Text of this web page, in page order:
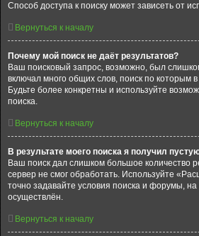
Способ доступа к поиску может зависеть от
Вернуться к началу
Почему мой поиск не даёт результатов?
Ваш поисковый запрос, возможно, был
включал много общих слов, поиск по которым
Будьте более конкретны и используйте
поиска.
Вернуться к началу
В результате моего поиска я получил
Ваш поиск дал слишком большое количество
сервер не смог обработать. Используйте
точно задавайте условия поиска и форумы,
осуществлён.
Вернуться к началу